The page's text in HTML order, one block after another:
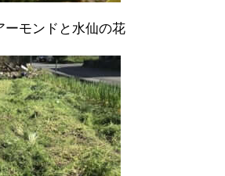
ーモンドと水仙の花